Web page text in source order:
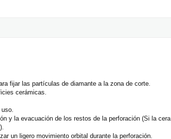
fijar las partículas de diamante a la zona de corte.
cerámicas.
y la evacuación de los restos de la perforación (Si la cera
un ligero movimiento orbital durante la perforación.